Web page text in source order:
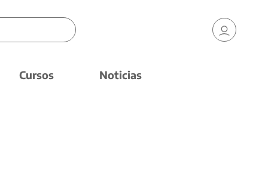
Cursos Noticias